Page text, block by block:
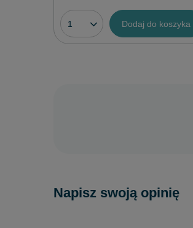
Dodaj do koszyka
Napisz swoją opinię